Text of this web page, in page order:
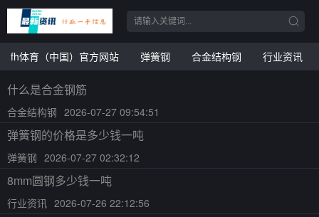
fh体育（中国）官方网站 弹簧钢 合金结构钢 行业资讯
什么是合金钢筋
合金结构钢 2026-07-27 09:54:51
弹簧钢的价格是多少钱一吨
弹簧钢 2026-07-27 02:32:12
8mm圆钢多少钱一吨
行业资讯 2026-07-26 22:12:56